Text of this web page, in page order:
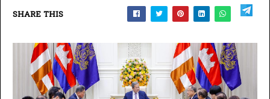
SHARE THIS